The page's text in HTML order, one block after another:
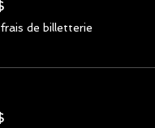
de billetterie